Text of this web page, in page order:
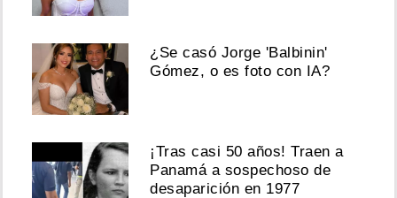
¿Se casó Jorge 'Balbinin'
Gómez, o es foto con IA?
¡Tras casi 50 años! Traen a
Panamá a sospechoso de
desaparición en 1977